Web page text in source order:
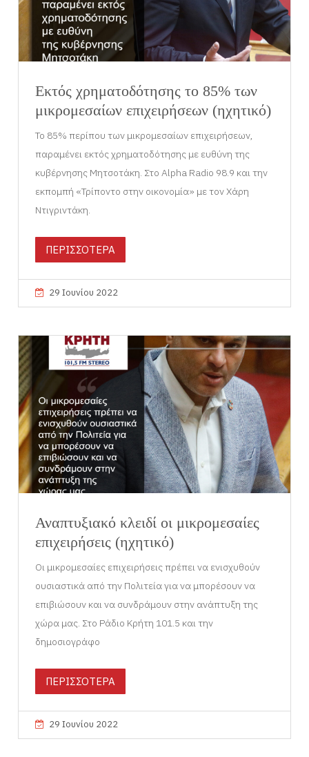
Εκτός χρηματοδότησης το 85% των
μικρομεσαίων επιχειρήσεων (ηχητικό)
Το 85% περίπου των μικρομεσαίων επιχειρήσεων,
παραμένει εκτός χρηματοδότησης με ευθύνη της
κυβέρνησης Μητσοτάκη. Στο Alpha Radio 98.9 και την
εκπομπή «Τρίποντο στην οικονομία» με τον Χάρη
Ντιγριντάκη.
ΠΕΡΙΣΣΟΤΕΡΑ
29 Ιουνίου 2022
Αναπτυξιακό κλειδί οι μικρομεσαίες
επιχειρήσεις (ηχητικό)
Οι μικρομεσαίες επιχειρήσεις πρέπει να ενισχυθούν
ουσιαστικά από την Πολιτεία για να μπορέσουν να
επιβιώσουν και να συνδράμουν στην ανάπτυξη της
χώρα μας. Στο Ράδιο Κρήτη 101.5 και την
δημοσιογράφο
ΠΕΡΙΣΣΟΤΕΡΑ
29 Ιουνίου 2022